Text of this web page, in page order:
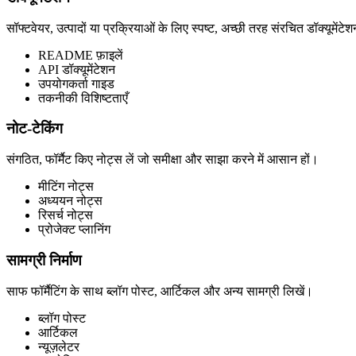
सॉफ्टवेयर, उत्पादों या प्रक्रियाओं के लिए स्पष्ट, अच्छी तरह संरचित
README फ़ाइलें
API डॉक्यूमेंटेशन
उपयोगकर्ता गाइड
तकनीकी विशिष्टताएँ
नोट-टेकिंग
संगठित, फॉर्मैट किए नोट्स लें जो समीक्षा और साझा करने में आसान हों।
मीटिंग नोट्स
अध्ययन नोट्स
रिसर्च नोट्स
प्रोजेक्ट प्लानिंग
सामग्री निर्माण
साफ फॉर्मैटिंग के साथ ब्लॉग पोस्ट, आर्टिकल और अन्य सामग्री लिखें।
ब्लॉग पोस्ट
आर्टिकल
न्यूज़लेटर